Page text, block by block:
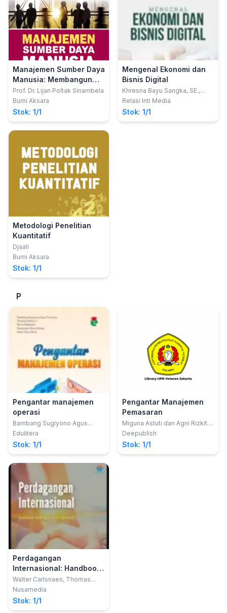
Manajemen Sumber Daya
Manusia: Membangun
Tim Kerja yang Solid
untuk Meningkatkan
Kinerja
Prof. Dr. Lijan Poltak Sinambela
Bumi Aksara
Stok: 1/1
Mengenal Ekonomi dan
Bisnis Digital
Khresna Bayu Sangka, SE.,
MM., Ph.D., CMILT.
Relasi Inti Media
Stok: 1/1
Metodologi Penelitian
Kuantitatif
Djaali
Bumi Aksara
Stok: 1/1
P
Pengantar manajemen
operasi
Bambang Sugiyono Agus
Purwono; dkk
Edulitera
Stok: 1/1
Pengantar Manajemen
Pemasaran
Miguna Astuti dan Agni Rizkita
Amanda
Deepublish
Stok: 1/1
Perdagangan
Internasional: Handbook
Hubungan Internasional
Walter Carlsnaes, Thomas
Risse, Beth A Simmons
Nusamedia
Stok: 1/1